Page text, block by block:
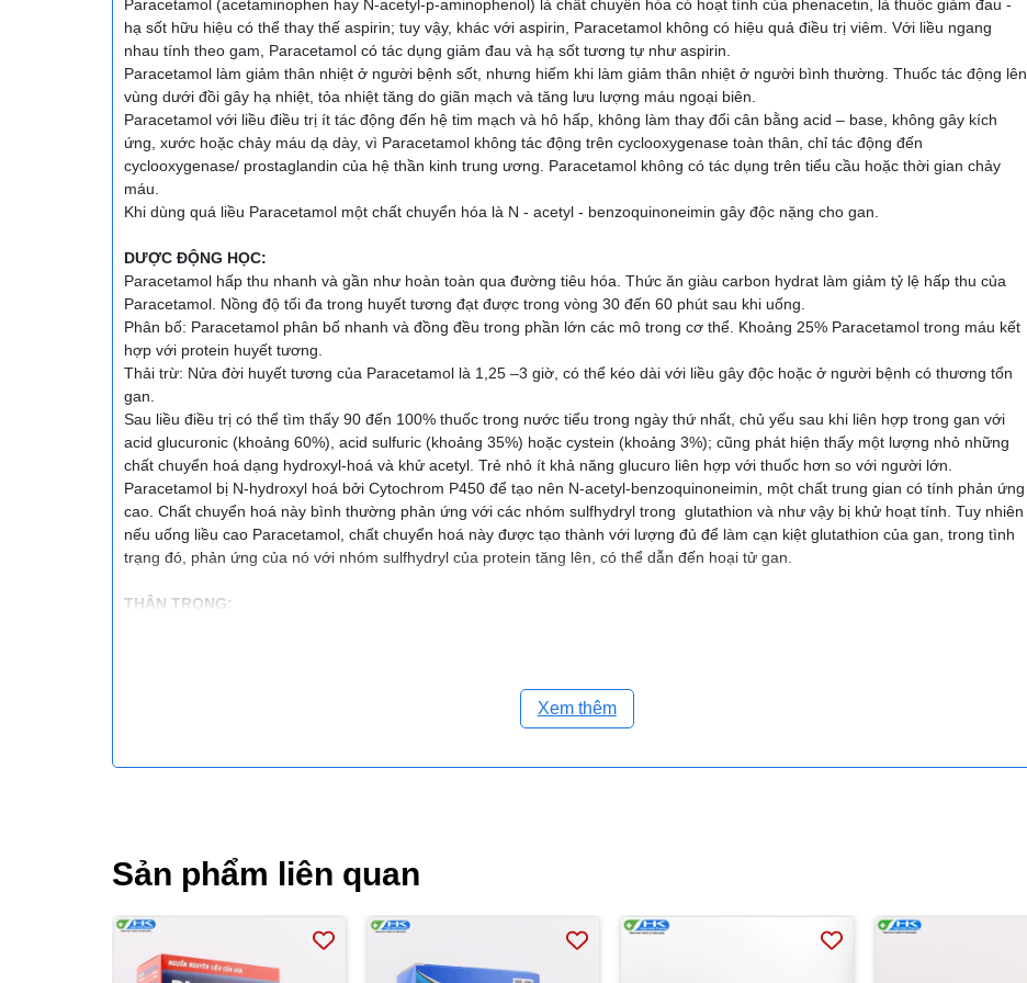
Paracetamol (acetaminophen hay N-acetyl-p-aminophenol) là chất chuyển hóa có hoạt tính của phenacetin, là thuốc giảm đau -
hạ sốt hữu hiệu có thể thay thế aspirin; tuy vậy, khác với aspirin, Paracetamol không có hiệu quả điều trị viêm. Với liều ngang
nhau tính theo gam, Paracetamol có tác dụng giảm đau và hạ sốt tương tự như aspirin.
Paracetamol làm giảm thân nhiệt ở người bệnh sốt, nhưng hiếm khi làm giảm thân nhiệt ở người bình thường. Thuốc tác động lên
vùng dưới đồi gây hạ nhiệt, tỏa nhiệt tăng do giãn mạch và tăng lưu lượng máu ngoại biên.
Paracetamol với liều điều trị ít tác động đến hệ tim mạch và hô hấp, không làm thay đổi cân bằng acid – base, không gây kích
ứng, xước hoặc chảy máu dạ dày, vì Paracetamol không tác động trên cyclooxygenase toàn thân, chỉ tác động đến
cyclooxygenase/ prostaglandin của hệ thần kinh trung ương. Paracetamol không có tác dụng trên tiểu cầu hoặc thời gian chảy
máu.
Khi dùng quá liều Paracetamol một chất chuyển hóa là N - acetyl - benzoquinoneimin gây độc nặng cho gan.
DƯỢC ĐỘNG HỌC:
Paracetamol hấp thu nhanh và gần như hoàn toàn qua đường tiêu hóa. Thức ăn giàu carbon hydrat làm giảm tỷ lệ hấp thu của
Paracetamol. Nồng độ tối đa trong huyết tương đạt được trong vòng 30 đến 60 phút sau khi uống.
Phân bố: Paracetamol phân bố nhanh và đồng đều trong phần lớn các mô trong cơ thể. Khoảng 25% Paracetamol trong máu kết
hợp với protein huyết tương.
Thải trừ: Nửa đời huyết tương của Paracetamol là 1,25 –3 giờ, có thể kéo dài với liều gây độc hoặc ở người bệnh có thương tổn
gan.
Sau liều điều trị có thể tìm thấy 90 đến 100% thuốc trong nước tiểu trong ngày thứ nhất, chủ yếu sau khi liên hợp trong gan với
acid glucuronic (khoảng 60%), acid sulfuric (khoảng 35%) hoặc cystein (khoảng 3%); cũng phát hiện thấy một lượng nhỏ những
chất chuyển hoá dạng hydroxyl-hoá và khử acetyl. Trẻ nhỏ ít khả năng glucuro liên hợp với thuốc hơn so với người lớn.
Paracetamol bị N-hydroxyl hoá bởi Cytochrom P450 để tạo nên N-acetyl-benzoquinoneimin, một chất trung gian có tính phản ứng
cao. Chất chuyển hoá này bình thường phản ứng với các nhóm sulfhydryl trong glutathion và như vậy bị khử hoạt tính. Tuy nhiên
nếu uống liều cao Paracetamol, chất chuyển hoá này được tạo thành với lượng đủ để làm cạn kiệt glutathion của gan, trong tình
trạng đó, phản ứng của nó với nhóm sulfhydryl của protein tăng lên, có thể dẫn đến hoại tử gan.
THẬN TRỌNG:
bạch cầu và giảm toàn thể huyết cầu đã xảy ra với việc sử dụng những dẫn chất p-aminophenol, đặc biệt khi dùng kéo dài các
liều lớn. Giảm bạch cầu trung tính và ban xuất huyết giảm tiểu cầu đã xảy ra khi dùng paracetamol. Hiếm gặp mất bạch cầu hạt ở
Người bị phenylceton - niệu (nghĩa là, thiếu hụt gen xác định tình trạng của phenylalanin hydroxylase) và người phải hạn chế
Phụ nữ có thai và cho con bú: thận trọng khi sử dụng, cân nhắc giữa lợi ích và nguy cơ.
Người lái xe và vận hành máy móc: thuốc không có tác dụng an thần, sử dụng được cho người lái xe và vận hành máy móc.
TƯƠNG TÁC THUỐC:
Tăng độc tính gan khi dùng thuốc mà uống rượu.
Uống dài ngày với liều cao, Paracetamol làm tăng nhẹ tác dụng chống đông của coumarin và dẫn chất indandion.
Xem thêm
Sản phẩm liên quan